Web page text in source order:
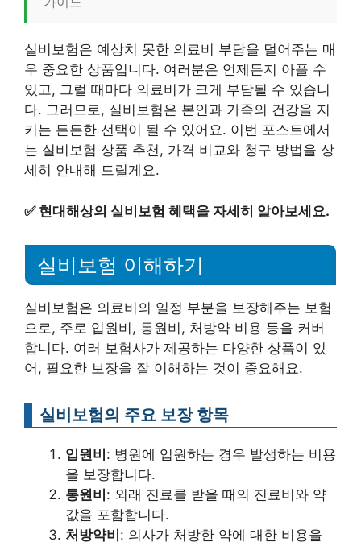
실비보험은 예상치 못한 의료비 부담을 덜어주는 매
우 중요한 상품입니다. 여러분은 언제든지 아플 수
있고, 그럴 때마다 의료비가 크게 부담될 수 있습니
다. 그러므로, 실비보험은 본인과 가족의 건강을 지
키는 든든한 선택이 될 수 있어요. 이번 포스트에서
는 실비보험 상품 추천, 가격 비교와 청구 방법을 상
세히 안내해 드릴게요.
✅ 현대해상의 실비보험 혜택을 자세히 알아보세요.
실비보험 이해하기
실비보험은 의료비의 일정 부분을 보장해주는 보험
으로, 주로 입원비, 통원비, 처방약 비용 등을 커버
합니다. 여러 보험사가 제공하는 다양한 상품이 있
어, 필요한 보장을 잘 이해하는 것이 중요해요.
실비보험의 주요 보장 항목
입원비 : 병원에 입원하는 경우 발생하는 비용
을 보장합니다.
통원비 : 외래 진료를 받을 때의 진료비와 약
값을 포함합니다.
처방약비 : 의사가 처방한 약에 대한 비용을